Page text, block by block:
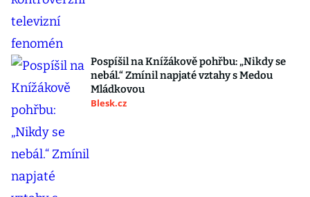
Pospíšil na Knížákově pohřbu: „Nikdy se
nebál.“ Zmínil napjaté vztahy s Medou
Mládkovou
Blesk.cz